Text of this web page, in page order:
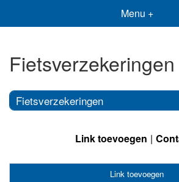
Menu +
Fietsverzekeringen
Fietsverzekeringen
Link toevoegen
Link toevoegen